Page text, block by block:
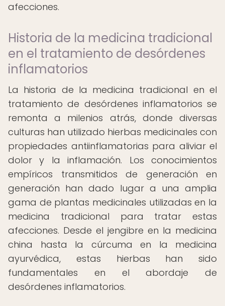
afecciones.
Historia de la medicina tradicional
en el tratamiento de desórdenes
inflamatorios
La historia de la medicina tradicional en el
tratamiento de desórdenes inflamatorios se
remonta a milenios atrás, donde diversas
culturas han utilizado hierbas medicinales con
propiedades antiinflamatorias para aliviar el
dolor y la inflamación. Los conocimientos
empíricos transmitidos de generación en
generación han dado lugar a una amplia
gama de plantas medicinales utilizadas en la
medicina tradicional para tratar estas
afecciones. Desde el jengibre en la medicina
china hasta la cúrcuma en la medicina
ayurvédica, estas hierbas han sido
fundamentales en el abordaje de
desórdenes inflamatorios.